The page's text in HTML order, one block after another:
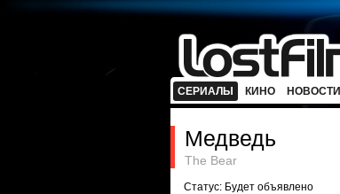
СЕРИАЛЫ КИНО НОВОСТИ
Медведь
The Bear
Статус: Будет объявлено